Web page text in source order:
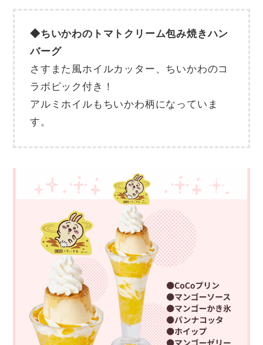
◆ちいかわのトマトクリーム包み焼きハン
バーグ
さすまた風ホイルカッター、ちいかわのコ
ラボピック付き！
アルミホイルもちいかわ柄になっていま
す。